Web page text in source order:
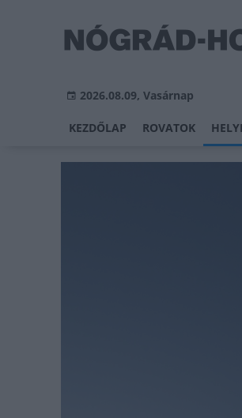
2026.08.09, Vasárnap
KEZDŐLAP ROVATOK